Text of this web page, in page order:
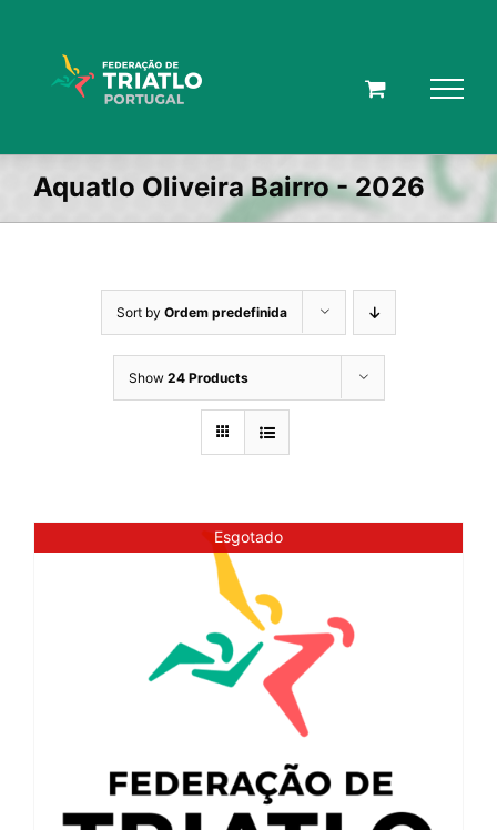
Aquatlo Oliveira Bairro - 2026
Sort by Ordem predefinida
Show 24 Products
Esgotado